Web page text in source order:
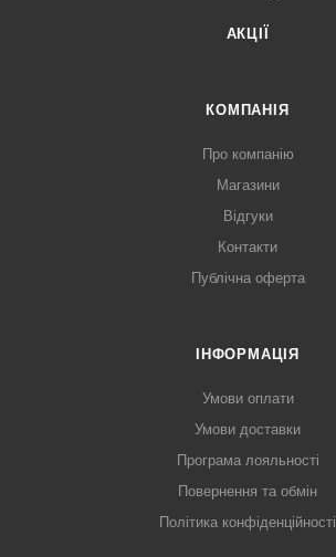
АКЦІЇ
КОМПАНІЯ
Про компанію
Магазини
Відгуки
Контакти
Публічна оферта
ІНФОРМАЦІЯ
Умови оплати
Умови доставки
Програма лояльності
Повернення та обмін
Політика конфіденційності